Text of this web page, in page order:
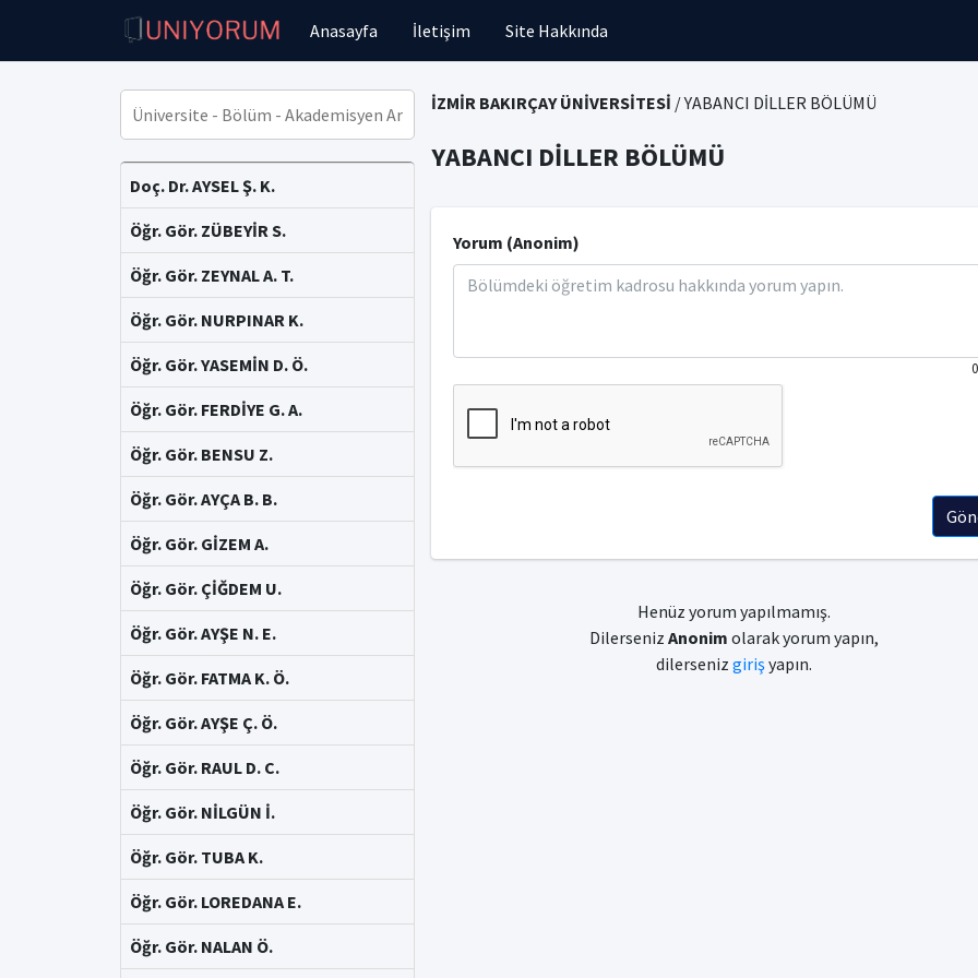
Anasayfa İletişim Site Hakkında
Doç. Dr. AYSEL Ş. K.
Öğr. Gör. ZÜBEYİR S.
Öğr. Gör. ZEYNAL A. T.
Öğr. Gör. NURPINAR K.
Öğr. Gör. YASEMİN D. Ö.
Öğr. Gör. FERDİYE G. A.
Öğr. Gör. BENSU Z.
Öğr. Gör. AYÇA B. B.
Öğr. Gör. GİZEM A.
Öğr. Gör. ÇİĞDEM U.
Öğr. Gör. AYŞE N. E.
Öğr. Gör. FATMA K. Ö.
Öğr. Gör. AYŞE Ç. Ö.
Öğr. Gör. RAUL D. C.
Öğr. Gör. NİLGÜN İ.
Öğr. Gör. TUBA K.
Öğr. Gör. LOREDANA E.
Öğr. Gör. NALAN Ö.
İZMİR BAKIRÇAY ÜNİVERSİTESİ / YABANCI DİLLER BÖLÜMÜ
YABANCI DİLLER BÖLÜMÜ
Yorum (Anonim)
0
Henüz yorum yapılmamış.
Dilerseniz Anonim olarak yorum yapın,
dilerseniz girişyapın.